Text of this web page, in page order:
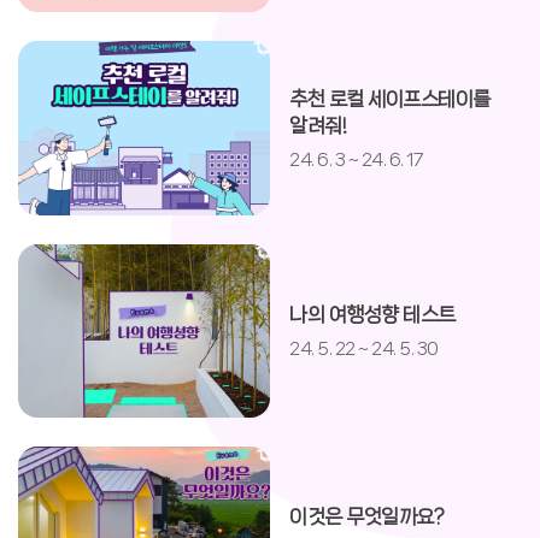
추천 로컬 세이프스테이를
알려줘!
24. 6. 3 ~ 24. 6. 17
나의 여행성향 테스트
24. 5. 22 ~ 24. 5. 30
이것은 무엇일까요?